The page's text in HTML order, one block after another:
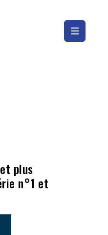
plus
n°1 et